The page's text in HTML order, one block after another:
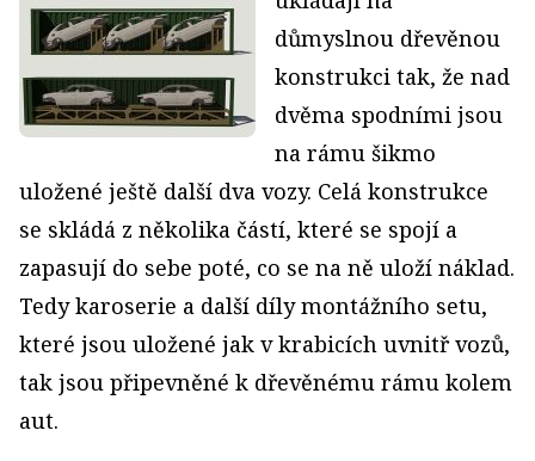
důmyslnou dřevěnou
konstrukci tak, že nad
dvěma spodními jsou
na rámu šikmo
uložené ještě další dva vozy. Celá konstrukce
se skládá z několika částí, které se spojí a
zapasují do sebe poté, co se na ně uloží náklad.
Tedy karoserie a další díly montážního setu,
které jsou uložené jak v krabicích uvnitř vozů,
tak jsou připevněné k dřevěnému rámu kolem
aut.